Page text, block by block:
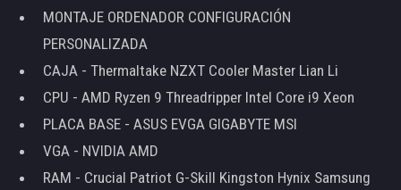
MONTAJE ORDENADOR CONFIGURACIÓN
PERSONALIZADA
CAJA - Thermaltake NZXT Cooler Master Lian Li
CPU - AMD Ryzen 9 Threadripper Intel Core i9 Xeon
PLACA BASE - ASUS EVGA GIGABYTE MSI
VGA - NVIDIA AMD
RAM - Crucial Patriot G-Skill Kingston Hynix Samsung